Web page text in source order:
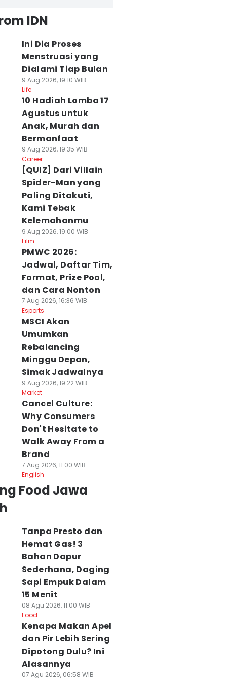
IDN
Ini Dia Proses
Menstruasi yang
Dialami Tiap Bulan
9 Aug 2026, 19:10 WIB
Life
10 Hadiah Lomba 17
Agustus untuk
Anak, Murah dan
Bermanfaat
9 Aug 2026, 19:35 WIB
Career
[QUIZ] Dari Villain
Spider-Man yang
Paling Ditakuti,
Kami Tebak
Kelemahanmu
9 Aug 2026, 19:00 WIB
Film
PMWC 2026:
Jadwal, Daftar Tim,
Format, Prize Pool,
dan Cara Nonton
7 Aug 2026, 16:36 WIB
Esports
MSCI Akan
Umumkan
Rebalancing
Minggu Depan,
Simak Jadwalnya
9 Aug 2026, 19:22 WIB
Market
Cancel Culture:
Why Consumers
Don't Hesitate to
Walk Away From a
Brand
7 Aug 2026, 11:00 WIB
English
Food Jawa
Tanpa Presto dan
Hemat Gas! 3
Bahan Dapur
Sederhana, Daging
Sapi Empuk Dalam
15 Menit
08 Agu 2026, 11:00 WIB
Food
Kenapa Makan Apel
dan Pir Lebih Sering
Dipotong Dulu? Ini
Alasannya
07 Agu 2026, 06:58 WIB